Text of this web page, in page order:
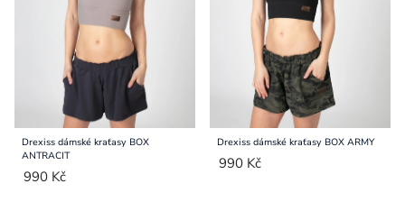
Drexiss dámské kraťasy BOX
ANTRACIT
990 Kč
Drexiss dámské kraťasy BOX ARMY
990 Kč